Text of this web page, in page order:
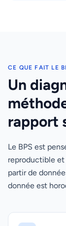
CE QUE FAIT LE
Un
rapport
Le BPS est
reproductible et
partir de
donnée est